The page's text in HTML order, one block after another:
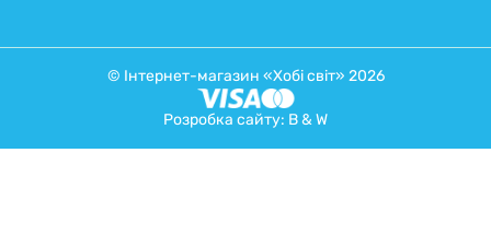
© Інтернет-магазин «Хобі світ» 2026
Розробка сайту: B & W